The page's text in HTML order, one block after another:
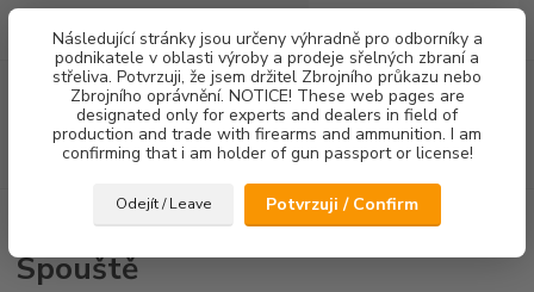
Následující stránky jsou určeny výhradně pro odborníky a
podnikatele v oblasti výroby a prodeje sřelných zbraní a
střeliva. Potvrzuji, že jsem držitel Zbrojního průkazu nebo
Zbrojního oprávnění. NOTICE! These web pages are
designated only for experts and dealers in field of
production and trade with firearms and ammunition. I am
confirming that i am holder of gun passport or license!
Odejít / Leave Potvrzuji / Confirm
Menu
Hledat
za0,00 Kč
Spouště